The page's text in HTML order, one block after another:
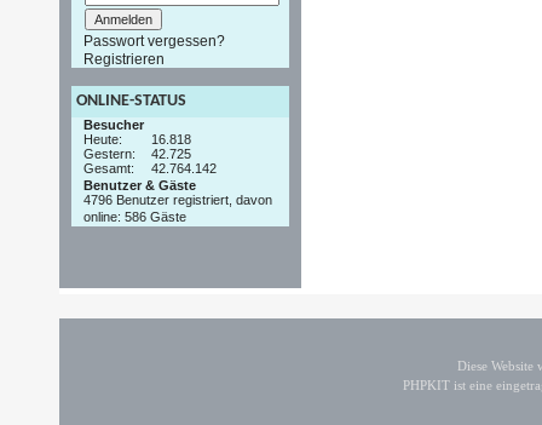
Passwort vergessen?
Registrieren
ONLINE-STATUS
Besucher
Heute:
16.818
Gestern:
42.725
Gesamt:
42.764.142
Benutzer & Gäste
4796 Benutzer registriert, davon
online: 586 Gäste
Diese
PHPKIT ist eine